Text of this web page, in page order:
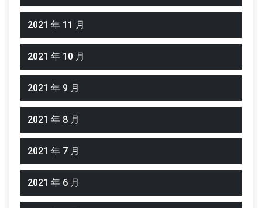
2021 年 11 月
2021 年 10 月
2021 年 9 月
2021 年 8 月
2021 年 7 月
2021 年 6 月